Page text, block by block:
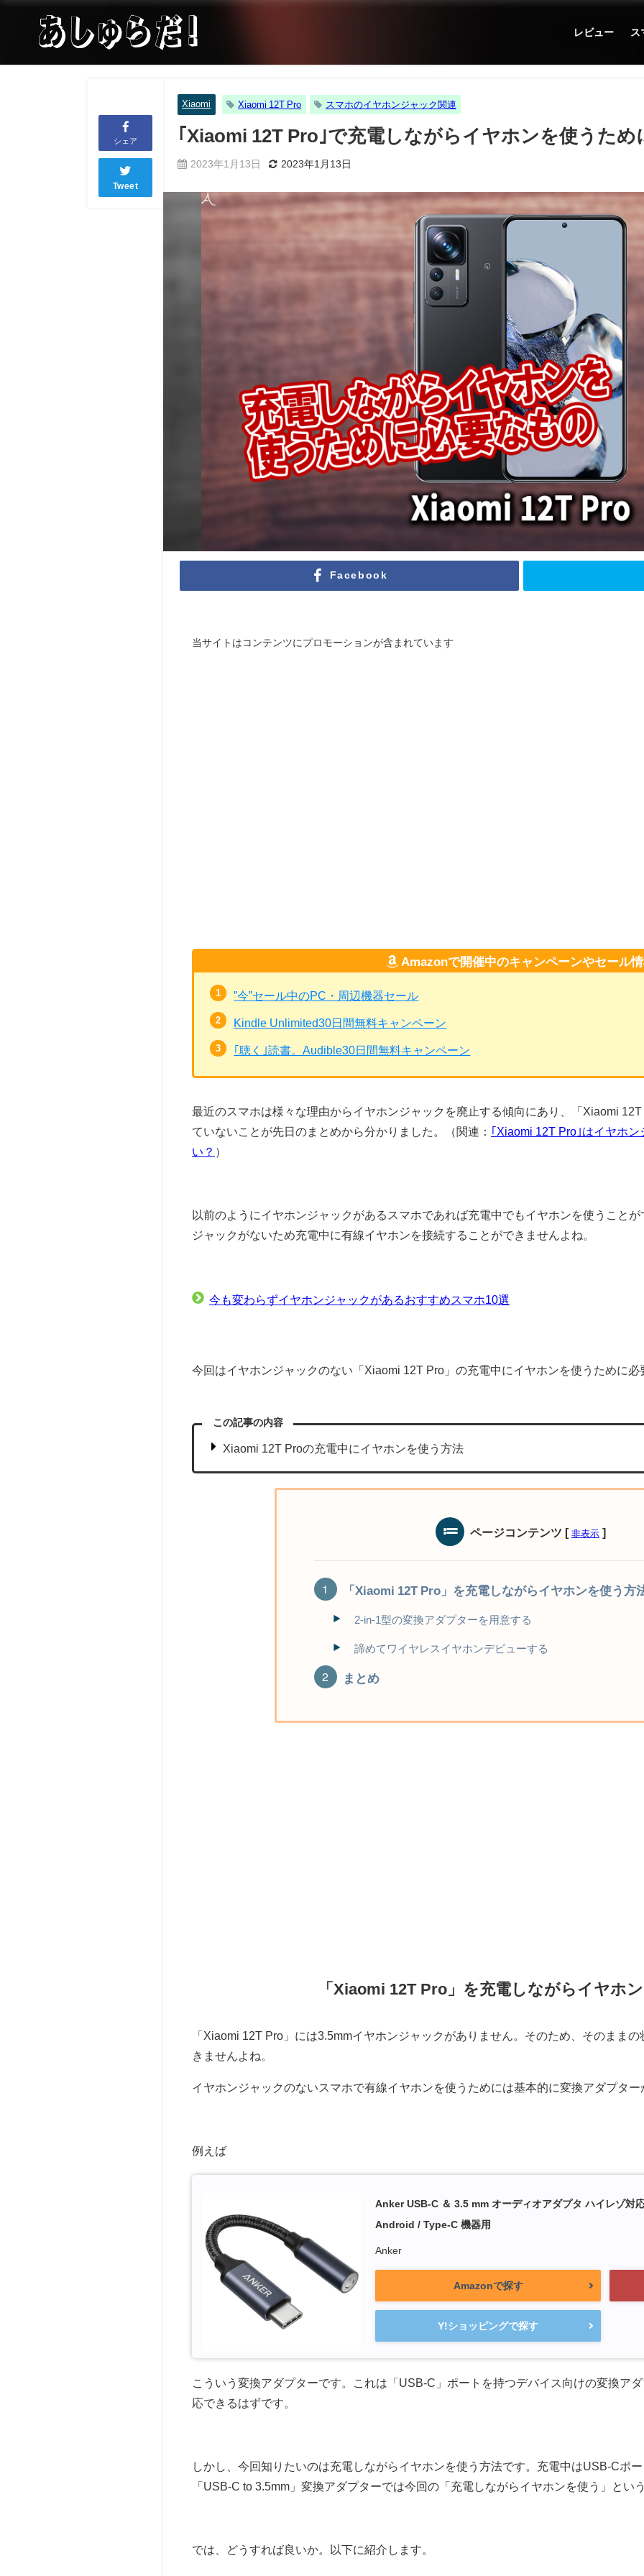
レビュー ス
シェア
Tweet
Xiaomi Xiaomi 12T Pro スマホのイヤホンジャック関連
｢Xiaomi 12T Pro｣で充電しながらイヤホンを使うため
2023年1月13日 2023年1月13日
Facebook
当サイトはコンテンツにプロモーションが含まれています
Amazonで開催中のキャンペーンやセール
”今”セール中のPC・周辺機器セール
Kindle Unlimited30日間無料キャンペーン
｢聴く｣読書。Audible30日間無料キャンペーン
最近のスマホは様々な理由からイヤホンジャックを廃止する傾向にあり、「Xiaomi
ていないことが先日のまとめから分かりました。（関連：
｢Xiaomi 12T Pro｣はイヤホ
い？ ）
以前のようにイヤホンジャックがあるスマホであれば充電中でもイヤホンを使うこと
ジャックがないため充電中に有線イヤホンを接続することができませんよね。
今も変わらずイヤホンジャックがあるおすすめスマホ10選
今回はイヤホンジャックのない「Xiaomi 12T Pro」の充電中にイヤホンを使うために
この記事の内容
Xiaomi 12T Proの充電中にイヤホンを使う方法
ページコンテンツ [ 非表示 ]
「Xiaomi 12T Pro」を充電しながらイヤホンを使う方
2-in-1型の変換アダプターを用意する
諦めてワイヤレスイヤホンデビューする
まとめ
「Xiaomi 12T Pro」を充電しながらイヤホ
「Xiaomi 12T Pro」には3.5mmイヤホンジャックがありません。そのため、そのまま
きませんよね。
イヤホンジャックのないスマホで有線イヤホンを使うためには基本的に変換アダプタ
例えば
Anker USB-C ＆ 3.5 mm オーディオアダプタ ハイレゾ
Android / Type-C 機器用
Anker
Amazonで探す
Y!ショッピングで探す
こういう変換アダプターです。これは「USB-C」ポートを持つデバイス向けの変換ア
応できるはずです。
しかし、今回知りたいのは充電しながらイヤホンを使う方法です。充電中はUSB-Cポ
「USB-C to 3.5mm」変換アダプターでは今回の「充電しながらイヤホンを使う」とい
では、どうすれば良いか。以下に紹介します。